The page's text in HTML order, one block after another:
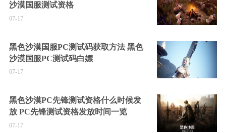
沙漠国服测试资格
07-17
黑色沙漠国服PC测试码获取方法 黑色
沙漠国服PC测试码白嫖
07-17
黑色沙漠PC先锋测试资格什么时候发
放 PC先锋测试资格发放时间一览
07-17